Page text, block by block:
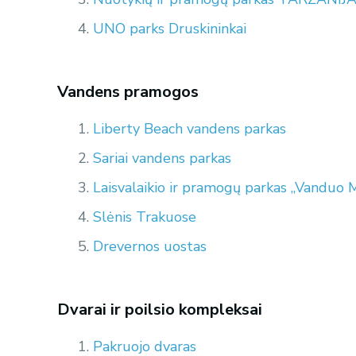
UNO parks Druskininkai
Vandens pramogos
Liberty Beach vandens parkas
Sariai vandens parkas
Laisvalaikio ir pramogų parkas „Vanduo
Slėnis Trakuose
Drevernos uostas
Dvarai ir poilsio kompleksai
Pakruojo dvaras